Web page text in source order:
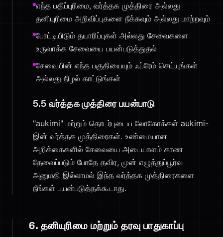
எந்த பதிப்புரிமை, வர்த்தக முத்திரை அல்லது
தனியுரிமை அறிவிப்புகளை நீக்கவும் அல்லது மாற்றவும்
போட்டியிடும் தயாரிப்புகள் அல்லது சேவைகளை
உருவாக்க சேவையை பயன்படுத்துதல்
சேவையின் எந்த பகுதியையும் ஃப்ரேம் செய்யுங்கள்
அல்லது நிழல் காட்டுங்கள்
5.5 வர்த்தக முத்திரை பயன்பாடு
"aukimi" மற்றும் தொடர்புடைய லோகோக்கள் aukimi-
இன் வர்த்தக முத்திரைகள். உண்மையான
அறிக்கைகளில் சேவையை அடையாளம் காண
தேவைப்படும் போதே தவிர, முன் எழுத்துப்பூர்வ
அனுமதி இல்லாமல் இந்த வர்த்தக முத்திரைகளை
நீங்கள் பயன்படுத்தக்கூடாது.
6. தனியுரிமை மற்றும் தரவு பாதுகாப்பு